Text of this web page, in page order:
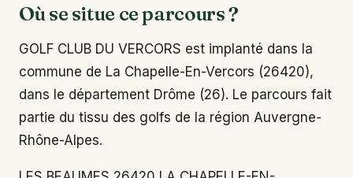
Où se situe ce parcours ?
GOLF CLUB DU VERCORS est implanté dans la
commune de La Chapelle-En-Vercors (26420),
dans le département Drôme (26). Le parcours fait
partie du tissu des golfs de la région Auvergne-
Rhône-Alpes.